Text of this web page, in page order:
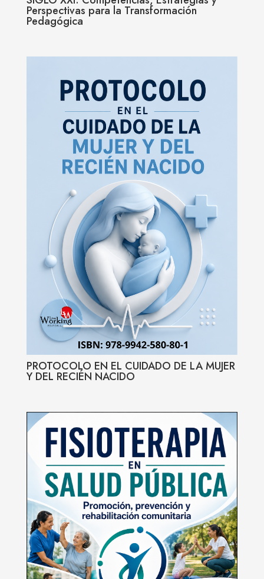
Perspectivas para la Transformación
Pedagógica
PROTOCOLO EN EL CUIDADO DE LA MUJER
Y DEL RECIÉN NACIDO